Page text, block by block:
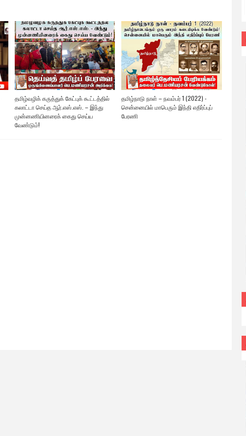
தமிழ்வழிக் கருத்துக் கேட்புக் கூட்டத்தில்
கலாட்டா செய்த ஆர்.எஸ்.எஸ். – இந்து
முன்னணியினரைக் கைது செய்ய
வேண்டும்!
தமிழ்நாடு நாள் – நவம்பர் 1 (2022) -
சென்னையில் மாபெரும் இந்தி எதிர்ப்புப்
பேரணி